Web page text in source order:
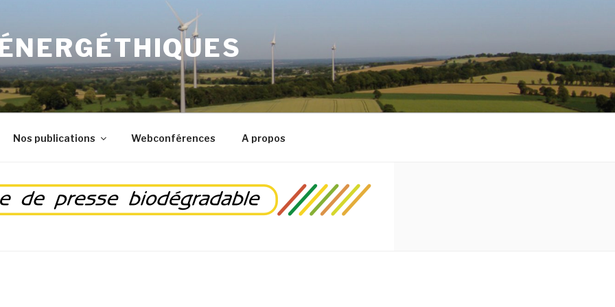
Nos publications Webconférences A propos